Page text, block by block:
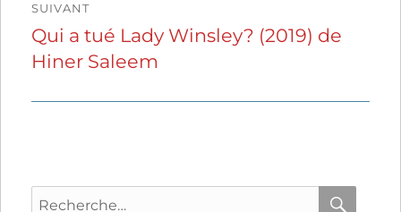
SUIVANT
Publication
suivante :
Qui a tué Lady Winsley? (2019) de
Hiner Saleem
Recherche